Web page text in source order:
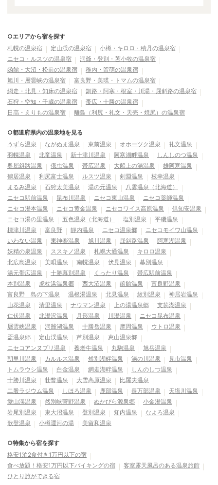
○エリアから宿を探す
札幌の温泉宿
定山渓の温泉宿
小樽・キロロ・積丹の温泉宿
ニセコ・ルスツの温泉宿
洞爺・登別・苫小牧の温泉宿
函館・大沼・松前の温泉宿
稚内・留萌の温泉宿
旭川・層雲峡の温泉宿
富良野・美瑛・トマムの温泉宿
網走・北見・知床の温泉宿
釧路・阿寒・根室・川湯・屈斜路の温泉宿
石狩・空知・千歳の温泉宿
帯広・十勝の温泉宿
日高・えりもの温泉宿
離島（利尻・礼文・天売・焼尻）の温泉宿
○都道府県内の温泉地を見る
うずら温泉
ながぬま温泉 東前温泉 オホーツク温泉
礼文温泉
羽幌温泉
北竜温泉 新十津川温泉 阿寒湖畔温泉
しんしのつ温泉
奥屈斜路温泉
俄虫温泉 帯広温泉 大船上の湯温泉
雄阿寒温泉
鶴居温泉
利尻富士温泉 ルスツ温泉 剣淵温泉
枝幸温泉
まるみ温泉
石狩太美温泉 湯の元温泉
八雲温泉（北海道）
ニセコ駅前温泉
昆布川温泉 ニセコ東山温泉
ニセコ薬師温泉
ニセコ湯本温泉
ニセコ黄金温泉 ニセコワイス高原温泉
倶知安温泉
ニセコ湯の里温泉
五色温泉（北海道） 塩別温泉
平磯温泉
標津川温泉
富良野 靜内温泉 ニセコ温泉郷
ニセコモイワ山温泉
いわない温泉
東神楽温泉 旭川温泉 屈斜路温泉
阿寒湖温泉
妖精の泉温泉
ススキノ温泉 札幌大通温泉
キロロ温泉
北広島温泉
美唄温泉 南幌温泉 伏見温泉
幕別温泉
湯元帯広温泉
十勝幕別温泉 くったり温泉
帯広駅前温泉
本別温泉
虎杖浜温泉郷 西大沼温泉 函館温泉
富良野温泉
富良野 島の下温泉
温根湯温泉 北見温泉 紋別温泉
神居岩温泉
山花温泉
清里温泉 ナウマン温泉 上の湯温泉郷
支笏湖温泉
仁伏温泉
北湯沢温泉 月形温泉 川湯温泉
ニセコ昆布温泉
層雲峡温泉
洞爺湖温泉 十勝岳温泉 摩周温泉
ウトロ温泉
盃温泉郷
定山渓温泉 芦別温泉
恵山温泉郷
ニセコアンヌプリ温泉
養老牛温泉 丸駒温泉
旭岳温泉
朝里川温泉
カルルス温泉 然別湖畔温泉 湯の川温泉
見市温泉
トムラウシ温泉
白金温泉 網走湖畔温泉
しんのしつ温泉
十勝川温泉
壮瞥温泉 大雪高原温泉
比羅夫温泉
二股ラジウム温泉
しほろ温泉 鹿部温泉 長万部温泉
天塩川温泉
愛山渓温泉
然別峡菅野温泉 ぬかびら源泉郷
小金湯温泉
岩尾別温泉
東大沼温泉 登別温泉 知内温泉
なよろ温泉
歌登温泉
小樽運河の湯 美留和温泉
○特集から宿を探す
格安1泊2食付き1万円以下の宿
食べ放題！格安1万円以下バイキングの宿
客室露天風呂のある温泉旅館
ひとり旅ができる宿